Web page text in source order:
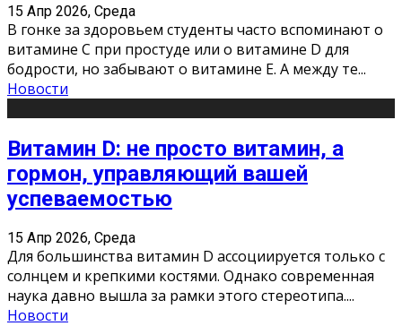
15 Апр 2026, Среда
В гонке за здоровьем студенты часто вспоминают о
витамине С при простуде или о витамине D для
бодрости, но забывают о витамине Е. А между те...
Новости
Витамин D: не просто витамин, а
гормон, управляющий вашей
успеваемостью
15 Апр 2026, Среда
Для большинства витамин D ассоциируется только с
солнцем и крепкими костями. Однако современная
наука давно вышла за рамки этого стереотипа....
Новости